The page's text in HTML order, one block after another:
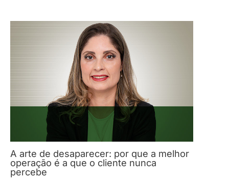
A arte de desaparecer: por que a melhor
operação é a que o cliente nunca
percebe